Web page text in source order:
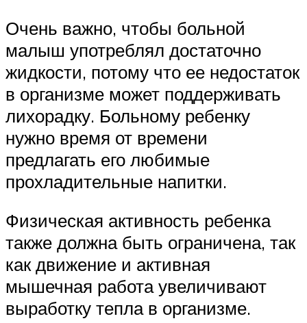
Очень важно, чтобы больной
малыш употреблял достаточно
жидкости, потому что ее недостаток
в организме может поддерживать
лихорадку. Больному ребенку
нужно время от времени
предлагать его любимые
прохладительные напитки.
Физическая активность ребенка
также должна быть ограничена, так
как движение и активная
мышечная работа увеличивают
выработку тепла в организме.